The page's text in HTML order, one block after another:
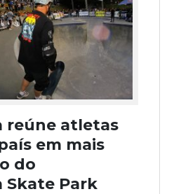
reúne atletas
em mais
do
Skate Park